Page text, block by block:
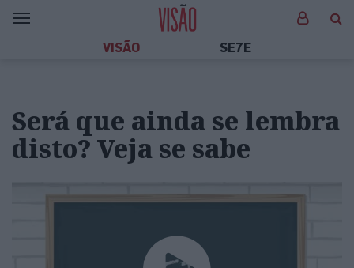
VISÃO SE7E
Será que ainda se lembra
disto? Veja se sabe